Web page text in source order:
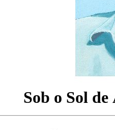
Sob o Sol